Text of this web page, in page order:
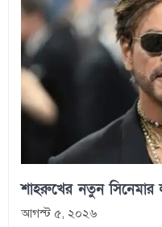
শাহরুখের নতুন
আগস্ট ৫, ২০২৬